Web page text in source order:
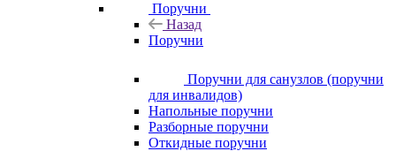
Поручни
Назад
Поручни
Поручни для санузлов (поручни
для инвалидов)
Напольные поручни
Разборные поручни
Откидные поручни